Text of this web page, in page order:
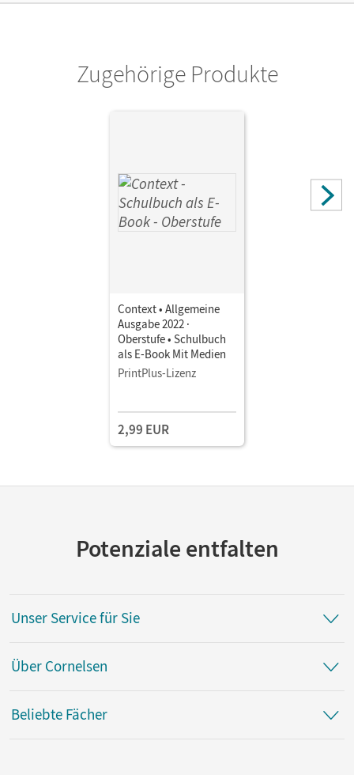
Gressard, IsabellZugehörige Produkte
Context • Allgemeine
Ausgabe 2022 ·
Oberstufe • Schulbuch
als E-Book Mit Medien
PrintPlus-Lizenz
2,99 EUR
Potenziale entfalten
Unser Service für Sie
Über Cornelsen
Beliebte Fächer